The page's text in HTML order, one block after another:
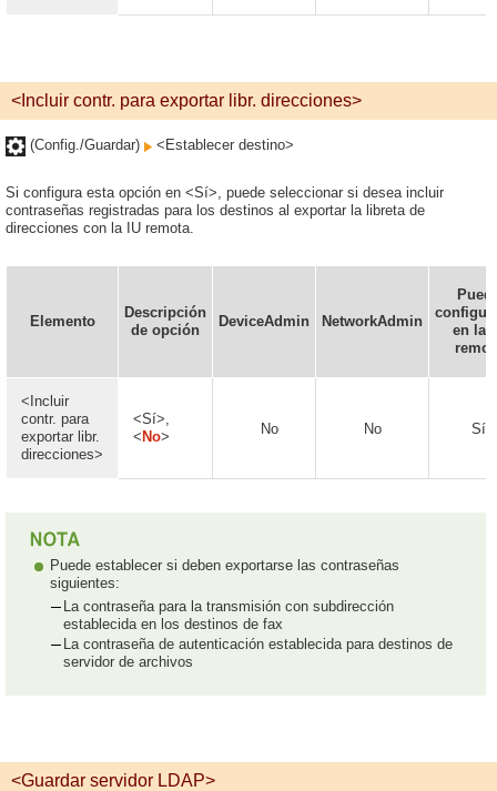
<Incluir contr. para exportar libr. direcciones>
(Config./Guardar) <Establecer destino>
Si configura esta opción en <Sí>, puede seleccionar si desea incluir
contraseñas registradas para los destinos al exportar la libreta de
direcciones con la IU remota.
Elemento
Descripción
de opción
DeviceAdmin NetworkAdmin
en la
<Incluir
contr. para
exportar libr.
direcciones>
<Sí>,
< No> No No Sí
Puede establecer si deben exportarse las contraseñas
siguientes:
La contraseña para la transmisión con subdirección
establecida en los destinos de fax
La contraseña de autenticación establecida para destinos de
servidor de archivos
<Guardar servidor LDAP>